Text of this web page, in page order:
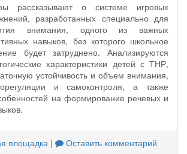
рассказывают о системе игровых
разработанных специально для
внимания, одного из важных
навыков, без которого школьное
будет затруднено. Анализируются
характеристики детей с ТНР,
устойчивость и объем внимания,
и самоконтроля, а также
на формирование речевых и
площадка | Оставить комментарий